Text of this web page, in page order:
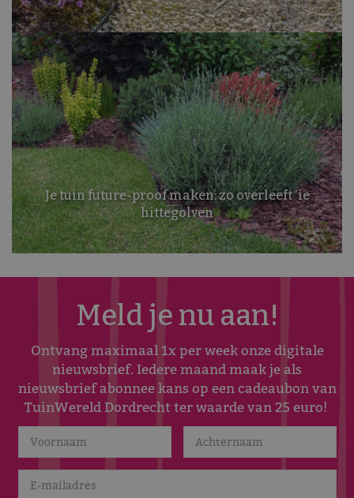
Je tuin future-proof maken: zo overleeft ‘ie
hittegolven
Meld je nu aan!
Ontvang maximaal 1x per week onze digitale
nieuwsbrief. Iedere maand maak je als
nieuwsbrief abonnee kans op een cadeaubon van
TuinWereld Dordrecht ter waarde van 25 euro!